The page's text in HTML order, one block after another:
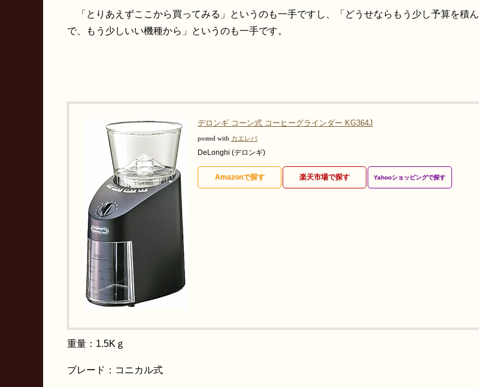
「とりあえずここから買ってみる」というのも一手ですし、「どうせならもう少し予算を積ん
で、もう少しいい機種から」というのも一手です。
デロンギ コーン式 コーヒーグラインダー KG364J
posted with カエレバ
DeLonghi (デロンギ)
Amazonで探す 楽天市場で探す Yahooショッピングで探す
重量：1.5Kｇ
ブレード：コニカル式